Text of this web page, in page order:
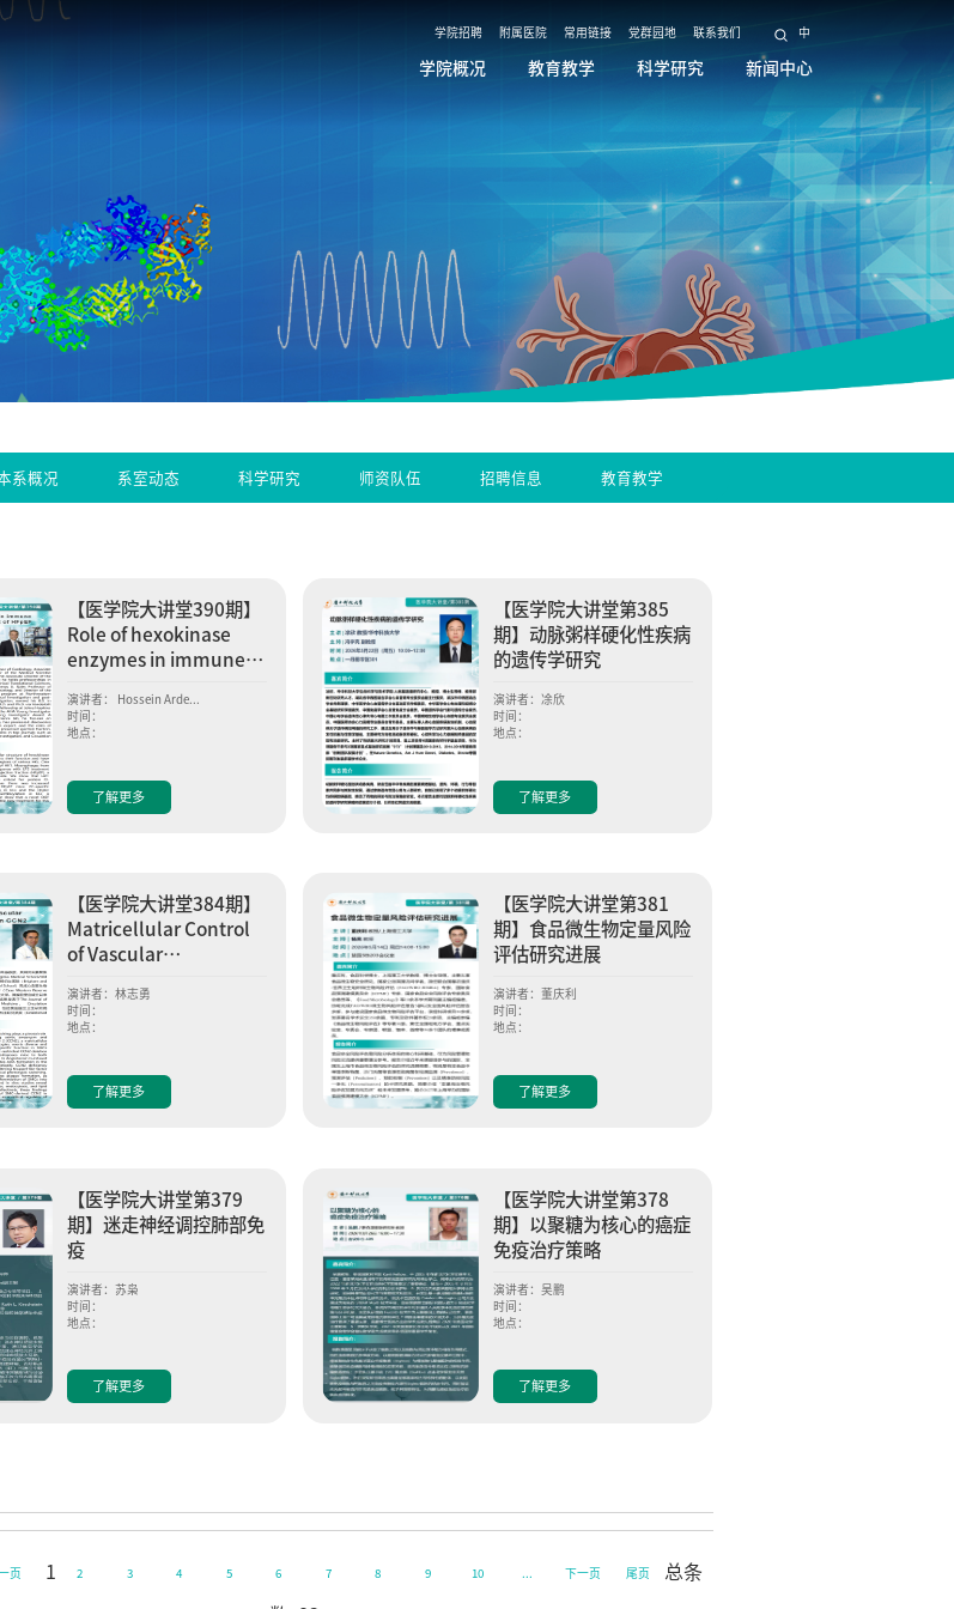
中
学院招聘 附属医院 常用链接 党群园地 联系我们
学院概况 教育教学 科学研究 新闻中心
系概况 系室动态 科学研究 师资队伍 招聘信息 教育教学
【医学院大讲堂390期】
Role of hexokinase
enzymes in immune
development of
HFpEF
演讲者： Hossein Arde...
时间：
地点：
了解更多
【医学院大讲堂第385
期】动脉粥样硬化性疾病
的遗传学研究
演讲者：凃欣
时间：
地点：
了解更多
【医学院大讲堂384期】
Matricellular Control
of Vascular
from CCN2
演讲者：林志勇
时间：
地点：
了解更多
【医学院大讲堂第381
期】食品微生物定量风险
评估研究进展
演讲者：董庆利
时间：
地点：
了解更多
【医学院大讲堂第379
期】迷走神经调控肺部免
疫
演讲者：苏枭
时间：
地点：
了解更多
【医学院大讲堂第378
期】以聚糖为核心的癌症
免疫治疗策略
演讲者：吴鹏
时间：
地点：
了解更多
页 1 2 3 4 5 6 7 8 9 10 ... 下一页 尾页
总条